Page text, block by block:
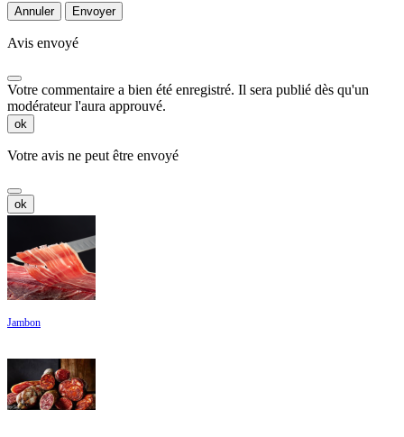
Annuler Envoyer
Avis envoyé
Votre commentaire a bien été enregistré. Il sera publié dès qu'un
modérateur l'aura approuvé.
ok
Votre avis ne peut être envoyé
ok
Jambon